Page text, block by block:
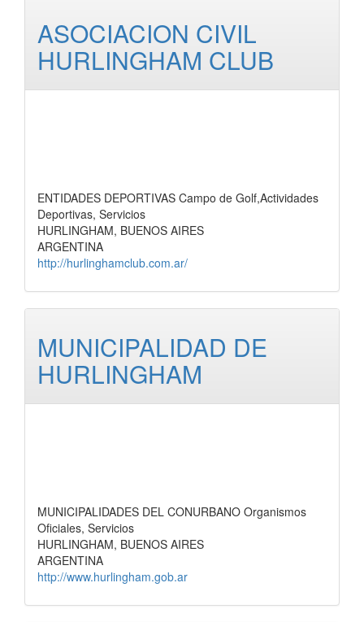
ASOCIACION CIVIL
HURLINGHAM CLUB
ENTIDADES DEPORTIVAS Campo de Golf,Actividades
Deportivas, Servicios
HURLINGHAM, BUENOS AIRES
ARGENTINA
http://hurlinghamclub.com.ar/
MUNICIPALIDAD DE
HURLINGHAM
MUNICIPALIDADES DEL CONURBANO Organismos
Oficiales, Servicios
HURLINGHAM, BUENOS AIRES
ARGENTINA
http://www.hurlingham.gob.ar